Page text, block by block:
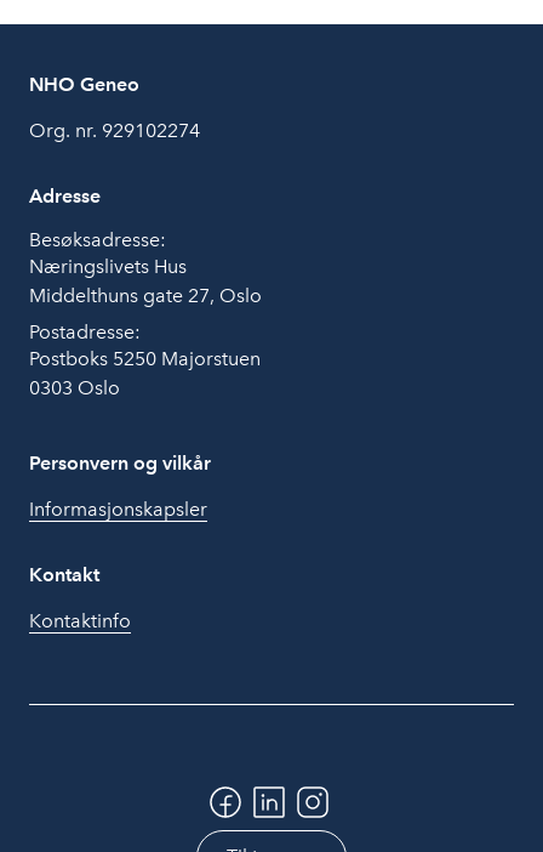
NHO Geneo
Org. nr. 929102274
Adresse
Besøksadresse:
Næringslivets Hus
Middelthuns gate 27, Oslo
Postadresse:
Postboks 5250 Majorstuen
0303 Oslo
Personvern og vilkår
Informasjonskapsler
Kontakt
Kontaktinfo